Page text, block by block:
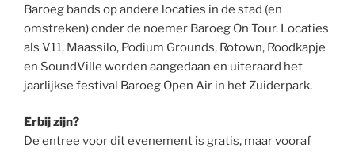
Baroeg bands op andere locaties in de stad (en
omstreken) onder de noemer Baroeg On Tour. Locaties
als V11, Maassilo, Podium Grounds, Rotown, Roodkapje
en SoundVille worden aangedaan en uiteraard het
jaarlijkse festival Baroeg Open Air in het Zuiderpark.
Erbij zijn?
De entree voor dit evenement is gratis, maar vooraf